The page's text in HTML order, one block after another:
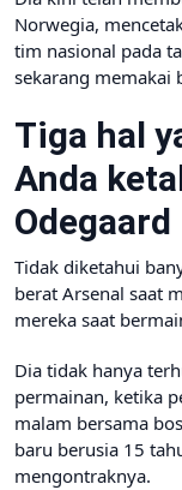
Norwegia,
tim nasional pada
sekarang memakai
Tiga hal
Anda
Odegaard
Tidak diketahui
berat Arsenal saat
mereka saat
Dia tidak hanya
permainan, ketika
malam bersama
baru berusia 15
mengontraknya.